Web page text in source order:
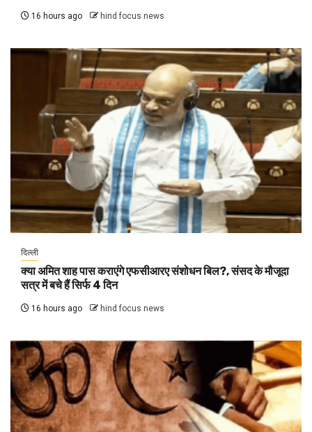
16 hours ago hind focus news
दिल्ली
क्या अमित शाह पास कराएंगे एफसीआरए संशोधन बिल?, संसद के मौजूदा
सत्र में बचे हैं सिर्फ 4 दिन
16 hours ago hind focus news